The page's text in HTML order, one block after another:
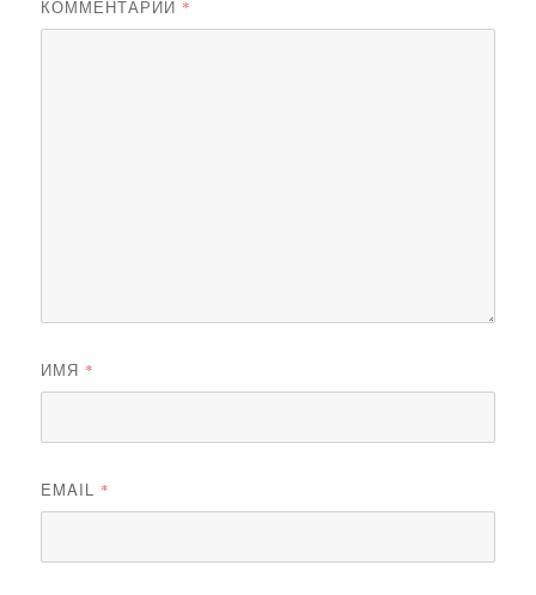
КОММЕНТАРИЙ *
ИМЯ *
EMAIL *